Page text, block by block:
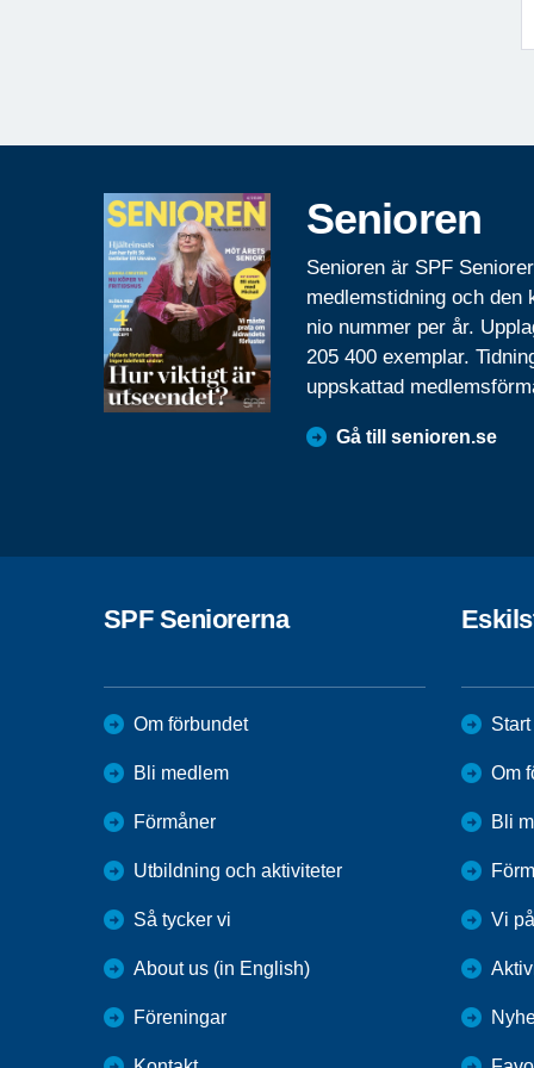
Senioren
Senioren är SPF
medlemstidning och den
nio nummer per år.
205 400 exemplar.
uppskattad
Gå till senioren.se
SPF Seniorerna
Om förbundet
Bli medlem
Förmåner
Utbildning och aktiviteter
Så tycker vi
About us (in English)
Föreningar
Start
Om
Bli
Vi